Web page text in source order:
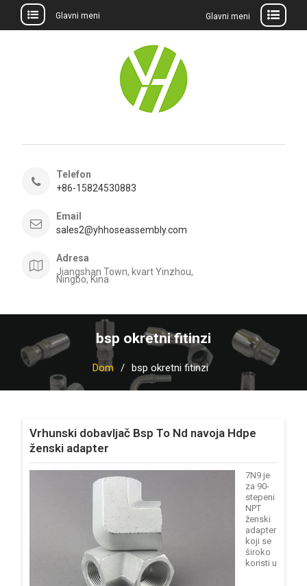
Glavni meni Glavni meni
Telefon
+86-15824530883
Email
sales2@yhhoseassembly.com
Adresa
Jiangshan Town, kvart Yinzhou,
Ningbo, Kina
bsp okretni fitinzi
Dom bsp okretni fitinzi
Vrhunski dobavljač Bsp To Nd navoja Hdpe
ženski adapter
7N9 je
za 90-
stepeni
NPT
ženski
adapter
koji se
široko
koristi u